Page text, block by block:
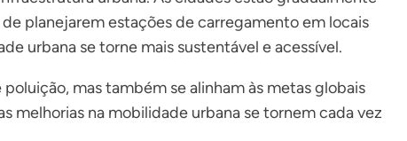
planejarem estações de carregamento em locais
urbana se torne mais sustentável e acessível.
mas também se alinham às metas globais
melhorias na mobilidade urbana se tornem cada vez